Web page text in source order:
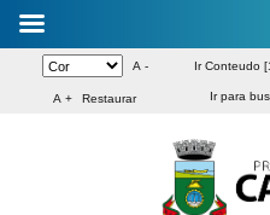
A -
A + Restaurar
Ir Conteudo
Ir para